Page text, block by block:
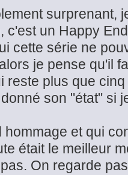
surprenant,
c'est un Happy
cette série ne
je pense qu'il
reste plus que
son "état" si
et qui
était le meilleur
On regarde